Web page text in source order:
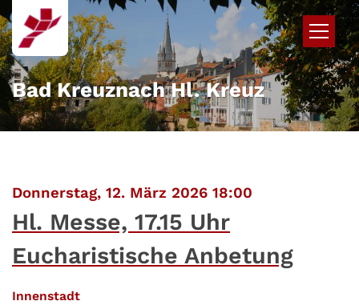
Zum Inhalt springen
Bad Kreuznach Hl. Kreuz
Donnerstag, 12. März 2026 18:00
Hl. Messe, 17.15 Uhr
Eucharistische Anbetung
Innenstadt: